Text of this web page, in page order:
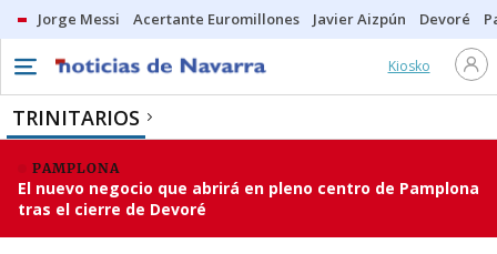
Jorge Messi Acertante Euromillones Javier Aizpún Devoré
Kiosko
TRINITARIOS
PAMPLONA
El nuevo negocio que abrirá en pleno centro de Pamplona
tras el cierre de Devoré